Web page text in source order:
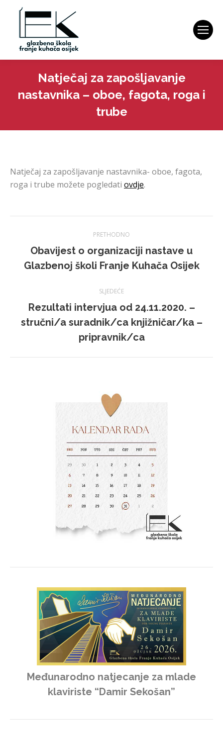
Natječaj za zapošljavanje
nastavnika – oboe, fagota, roga i
trube
Natječaj za zapošljavanje nastavnika- oboe, fagota,
roga i trube možete pogledati ovdje.
PRETHODNO
Prethodna
objava:
Obavijest o organizaciji nastave u
Glazbenoj školi Franje Kuhača Osijek
SLJEDEĆE
Sljedeća
objava:
Rezultati intervjua od 24.11.2020. –
stručni/a suradnik/ca knjižničar/ka –
pripravnik/ca
Međunarodno natjecanje za mlade
klaviriste “Damir Sekošan”